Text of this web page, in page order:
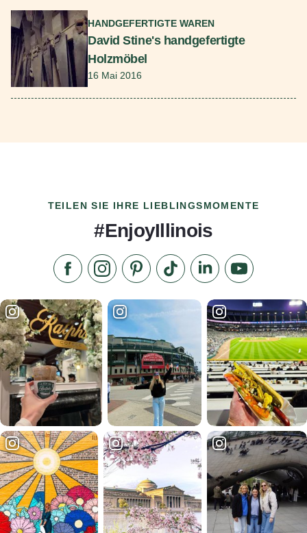
HANDGEFERTIGTE WAREN
David Stine's handgefertigte
Holzmöbel
16 Mai 2016
TEILEN SIE IHRE LIEBLINGSMOMENTE
#EnjoyIllinois
Liken Sie uns auf Facebook
Folgen Sie uns auf Instagram
Besuchen Sie unser Pinterest
Folgen Sie uns auf TikTok
Folgen Sie uns auf
Abonnieren